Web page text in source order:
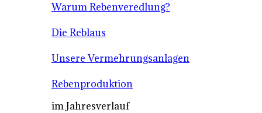
Warum Rebenveredlung?
Die Reblaus
Unsere Vermehrungsanlagen
Rebenproduktion
im Jahresverlauf